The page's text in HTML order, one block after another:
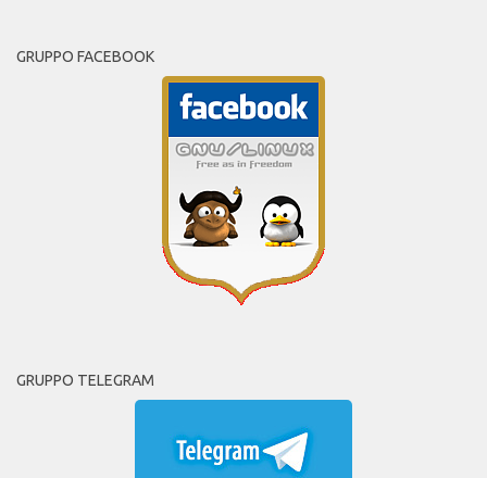
GRUPPO FACEBOOK
GRUPPO TELEGRAM